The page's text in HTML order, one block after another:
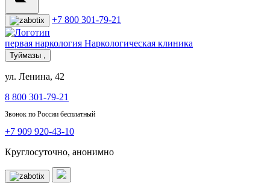
+7 800 301-79-21
первая наркология Наркологическая клиника
Туймазы ,
ул. Ленина, 42
8 800 301-79-21
Звонок по России бесплатный
+7 909 920-43-10
Круглосуточно, анонимно